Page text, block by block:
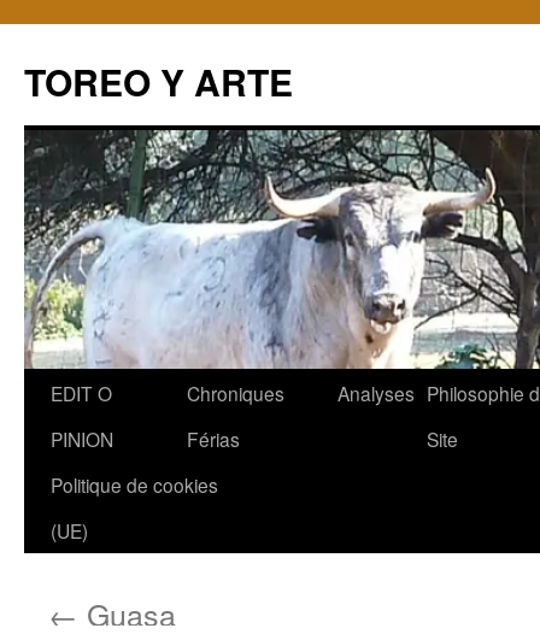
TOREO Y ARTE
Aller
contenu
EDIT O
PINION
Chroniques
Férias
Analyses Philosophie
Site
Politique de cookies
(UE)
← Guasa